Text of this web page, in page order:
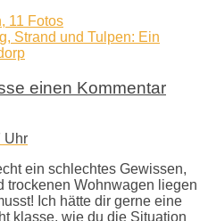
11 Fotos
Strand und Tulpen: Ein
einen Kommentar
Uhr
ein schlechtes Gewissen,
trockenen Wohnwagen liegen
Ich hätte dir gerne eine
klasse, wie du die Situation